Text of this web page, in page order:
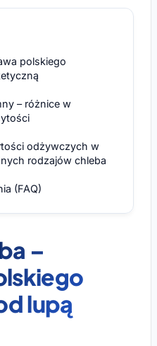
polskiego
– różnice w
odżywczych w
rodzajów chleba
(FAQ)
–
lupą